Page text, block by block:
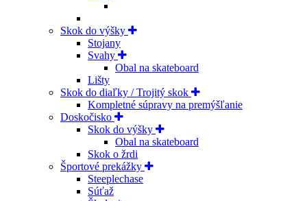
Skok do výšky
Stojany
Svahy
Obal na skateboard
Lišty
Skok do diaľky / Trojitý skok
Kompletné súpravy na premýšľanie
Doskočisko
Skok do výšky
Obal na skateboard
Skok o žrdi
Športové prekážky
Steeplechase
Súťaž